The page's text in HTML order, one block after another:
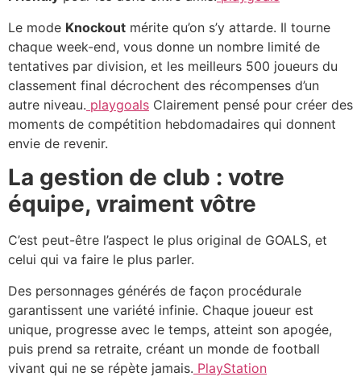
Le mode Knockout mérite qu’on s’y attarde. Il tourne
chaque week-end, vous donne un nombre limité de
tentatives par division, et les meilleurs 500 joueurs du
classement final décrochent des récompenses d’un
autre niveau. playgoals Clairement pensé pour créer des
moments de compétition hebdomadaires qui donnent
envie de revenir.
La gestion de club : votre
équipe, vraiment vôtre
C’est peut-être l’aspect le plus original de GOALS, et
celui qui va faire le plus parler.
Des personnages générés de façon procédurale
garantissent une variété infinie. Chaque joueur est
unique, progresse avec le temps, atteint son apogée,
puis prend sa retraite, créant un monde de football
vivant qui ne se répète jamais. PlayStation